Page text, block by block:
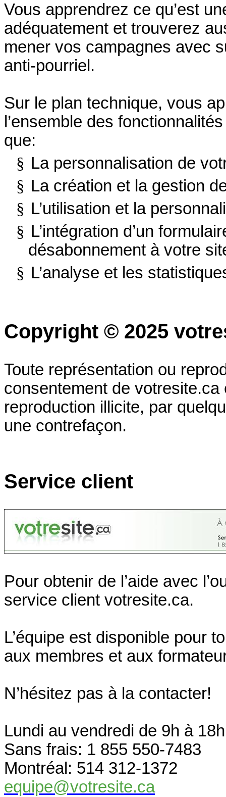
Vous apprendrez ce qu’est
adéquatement et trouverez
mener vos campagnes avec
anti-pourriel.
Sur le plan technique, vous
l’ensemble des
que:
§ La personnalisation de
§ La création et la gestion
§ L’utilisation et la
§ L’intégration d’un
désabonnement à votre
§ L’analyse et les
Copyright © 2025
Toute représentation ou
consentement de
reproduction illicite, par
une contrefaçon.
Service client
Pour obtenir de l’aide avec
service client votresite.ca.
L’équipe est disponible pour
aux membres et aux
N’hésitez pas à la contacter!
Lundi au vendredi de 9h à 18h
Sans frais: 1 855 550-7483
Montréal: 514 312-1372
equipe@votresite.ca